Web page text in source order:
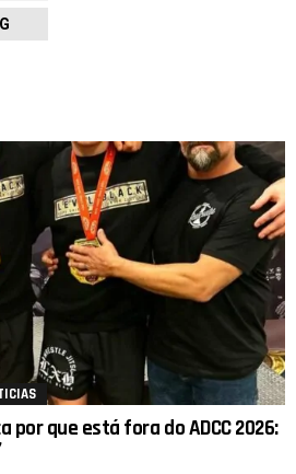
que está fora do ADCC 2026: